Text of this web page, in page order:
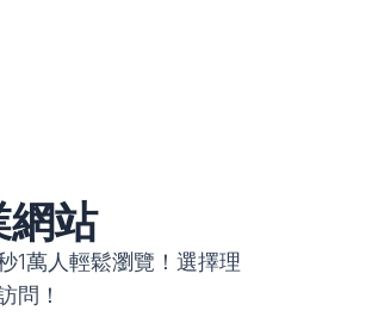
站
1萬人輕鬆瀏覽！選擇理
問！